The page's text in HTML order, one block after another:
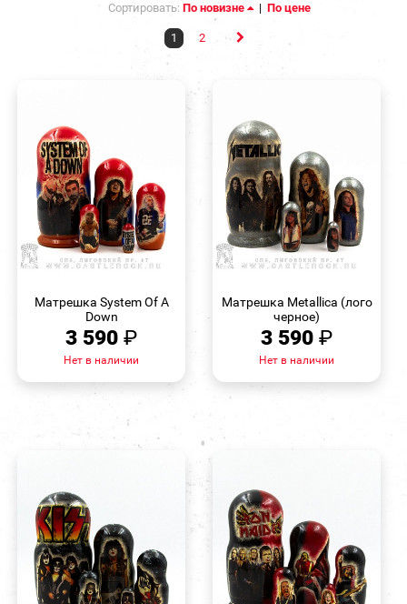
Сортировать: По новизне | По цене
1 2
Матрешка System Of A
Down
3 590 ₽
Нет в наличии
Матрешка Metallica (лого
черное)
3 590 ₽
Нет в наличии